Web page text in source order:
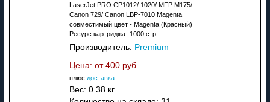
LaserJet PRO CP1012/ 1020/ MFP M175/
Canon 729/ Canon LBP-7010 Magenta
совместимый цвет - Magenta (Красный)
Ресурс картриджа- 1000 стр.
Производитель: Premium
Цена: от 400 руб
плюс доставка
Вес: 0.38 кг.